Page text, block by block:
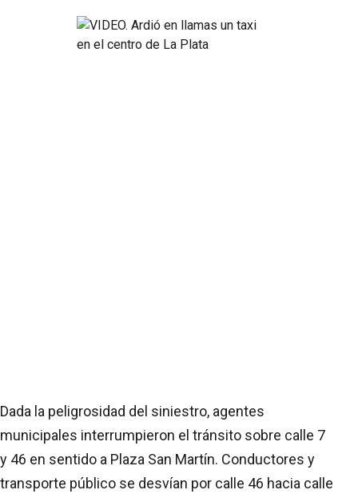
Dada la peligrosidad del siniestro, agentes
municipales interrumpieron el tránsito sobre calle 7
y 46 en sentido a Plaza San Martín. Conductores y
transporte público se desvían por calle 46 hacia calle